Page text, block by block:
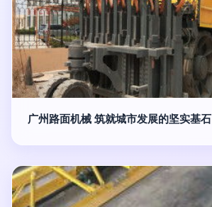
广州路面机械 筑就城市发展的坚实基石